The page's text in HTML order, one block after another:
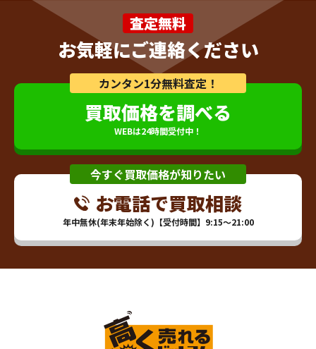
査定無料
お気軽にご連絡ください
カンタン1分無料査定！
買取価格を調べる
WEBは24時間受付中！
今すぐ買取価格が知りたい
お電話で買取相談
年中無休(年末年始除く)【受付時間】9:15～21:00